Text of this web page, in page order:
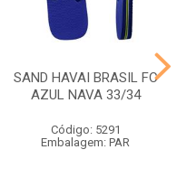
SAND HAVAI BRASIL FC
AZUL NAVA 33/34
Código: 5291
Embalagem: PAR